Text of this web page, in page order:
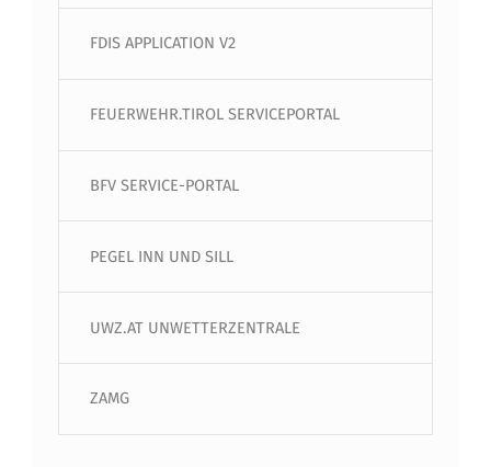
FDIS APPLICATION V2
FEUERWEHR.TIROL SERVICEPORTAL
BFV SERVICE-PORTAL
PEGEL INN UND SILL
UWZ.AT UNWETTERZENTRALE
ZAMG